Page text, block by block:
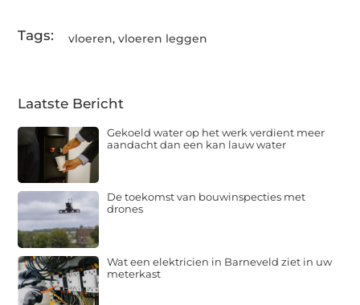
Tags: vloeren,vloeren leggen
Laatste Bericht
Gekoeld water op het werk verdient meer
aandacht dan een kan lauw water
De toekomst van bouwinspecties met
drones
Wat een elektricien in Barneveld ziet in uw
meterkast